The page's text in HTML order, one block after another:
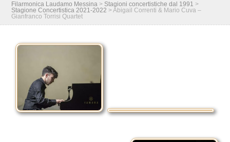
Filarmonica Laudamo Messina > Stagioni concertistiche dal 1991 >
Stagione Concertistica 2021-2022 >Abigail Correnti & Mario Cuva –
Gianfranco Torrisi Quartet